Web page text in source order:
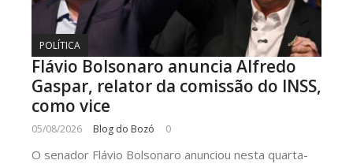
POLÍTICA
Flávio Bolsonaro anuncia Alfredo
Gaspar, relator da comissão do INSS,
como vice
05/08/2026 Blog do Bozó 0
O senador Flávio Bolsonaro anunciou nesta quarta-